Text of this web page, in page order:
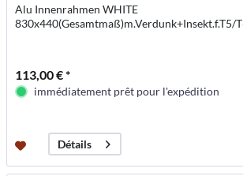
Alu Innenrahmen WHITE
830x440(Gesamtmaß)m.Verdunk+Insekt.f.T5/
113,00 € *
immédiatement prêt pour l'expédition
Détails